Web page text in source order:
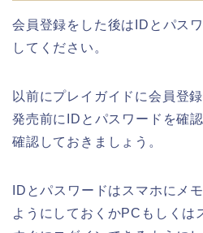
会員登録をした後はIDとパス
してください。
以前にプレイガイドに会員登
発売前にIDとパスワードを確
確認しておきましょう。
IDとパスワードはスマホにメ
ようにしておくかPCもしくは